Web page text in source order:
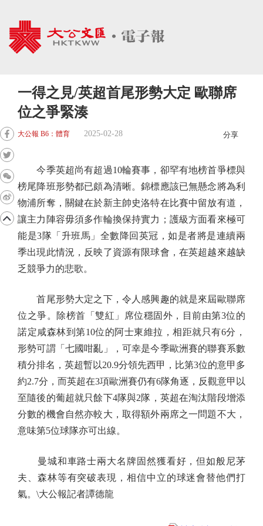
一得之見/英超首尾形勢大定 歐聯席
位之爭緊湊
大公報 B6：體育 2025-02-28 分享
今季英超尚有超過10輪賽事，卻罕有地榜首爭標與
榜尾降班形勢都已頗為清晰。錦標應該已無懸念將為利
物浦所奪，關鍵在於新主帥史洛特在比賽中留放有道，
讓主力陣容毋須多作輪換保持實力；護級方面看來極可
能是3隊「升班馬」全數降回英冠，如是者將是連續兩
季出現此情況，反映了資源有限球會，在英超越來越缺
乏競爭力的悲歌。
首尾形勢大定之下，令人感興趣的就是來屆歐聯席
位之爭。除榜首「雙紅」席位穩固外，目前由第3位的
諾定咸森林到第10位的阿士東維拉，相距就只有6分，
形勢可謂「七國咁亂」，可幸是今季歐洲賽的聯賽系數
積分排名，英超暫以20.9分領先西甲，比第3位的意甲多
約2.7分，而英超在3項歐洲賽仍有6隊角逐，反觀意甲以
至隨後的葡超就只餘下4隊與2隊，英超在淘汰階段增添
分數的機會自然亦較大，取得額外兩席之一問題不大，
意味第5位球隊亦可出線。
曼城和車路士兩大名牌固然獲看好，但如般尼茅
夫、森林等有突破表現，相信中立的球迷會替他們打
氣。\大公報記者譚德龍